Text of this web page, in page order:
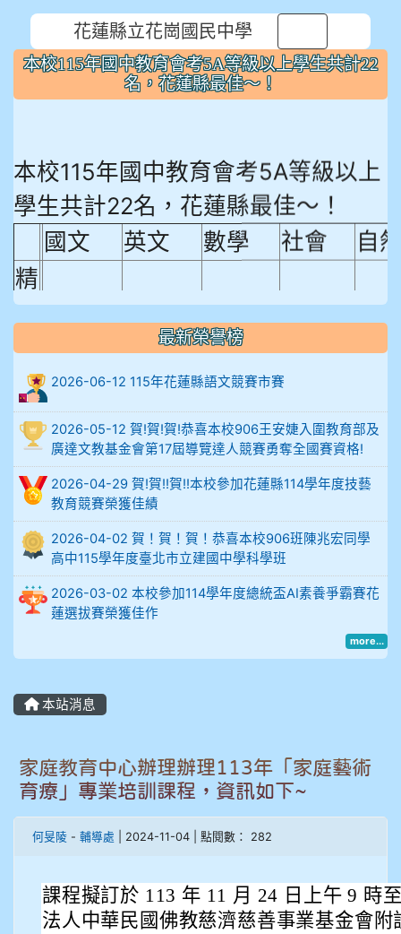
花蓮縣立花崗國民中學
本校115年國中教育會考5A等級以上學生共計22
名，花蓮縣最佳～！
本校115年國中教育會考5A等級以上
學生共計22名，花蓮縣最佳～！
國文 英文 數學 社會 自
精
熟
度
比
例
18.92%18.65%29.19%12.16%
906陳兆宏 5A10+ 作文5
912余 嘉 5A10+
914謝佩臻 5A10+
902蘇奕愷
904彭子庭
905周沛蓉
905鄭瑀安
907張晏寧
最新榮譽榜
2026-06-12 115年花蓮縣語文競賽市賽
2026-05-12 賀!賀!賀!恭喜本校906王安婕入圍教育部及
廣達文教基金會第17屆導覽達人競賽勇奪全國賽資格!
2026-04-29 賀!賀!!賀!!本校參加花蓮縣114學年度技藝
教育競賽榮獲佳績
2026-04-02 賀！賀！賀！恭喜本校906班陳兆宏同學
高中115學年度臺北市立建國中學科學班
2026-03-02 本校參加114學年度總統盃AI素養爭霸賽花
蓮選拔賽榮獲佳作
more...
本站消息
家庭教育中心辦理辦理113年「家庭藝術
育療」專業培訓課程，資訊如下~
何旻陵 - 輔導處 | 2024-11-04 | 點閱數： 282
課程擬訂於 113 年 11 月 24 日上午 9 時
法人中華民國佛教慈濟慈善事業基金會